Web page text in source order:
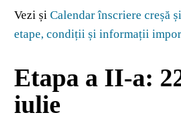
Vezi și Calendar înscriere creșă
etape, condiții și informații
Etapa a II‑a:
iulie